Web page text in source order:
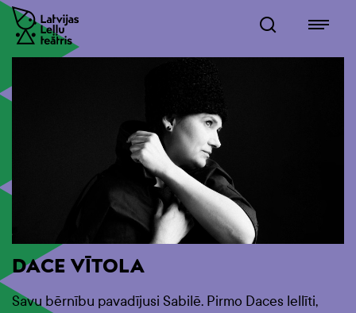
DACE VĪTOLA
Savu bērnību pavadījusi Sabilē. Pirmo Daces lellīti,